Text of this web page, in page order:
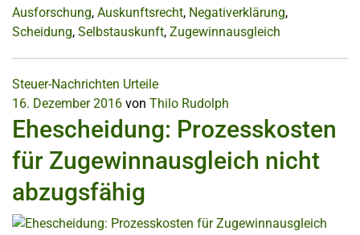
Ausforschung, Auskunftsrecht, Negativerklärung,
Scheidung, Selbstauskunft, Zugewinnausgleich
Steuer-Nachrichten Urteile
16. Dezember 2016 von Thilo Rudolph
Ehescheidung: Prozesskosten
für Zugewinnausgleich nicht
abzugsfähig